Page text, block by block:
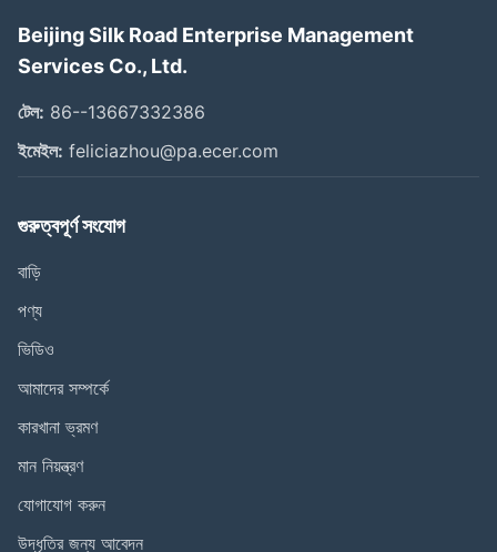
Beijing Silk Road Enterprise Management
Services Co., Ltd.
টেল: 86--13667332386
ইমেইল: feliciazhou@pa.ecer.com
গুরুত্বপূর্ণ সংযোগ
বাড়ি
পণ্য
ভিডিও
আমাদের সম্পর্কে
কারখানা ভ্রমণ
মান নিয়ন্ত্রণ
যোগাযোগ করুন
উদ্ধৃতির জন্য আবেদন